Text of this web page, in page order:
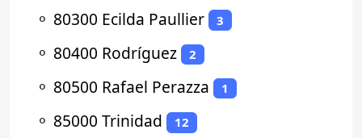
⚬ 80300 Ecilda Paullier 3
⚬ 80400 Rodríguez 2
⚬ 80500 Rafael Perazza 1
⚬ 85000 Trinidad 12